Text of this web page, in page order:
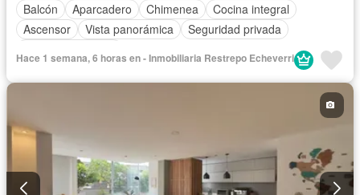
Balcón
Aparcadero Chimenea
Cocina integral
Ascensor
Vista panorámica
Seguridad privada
Hace 1 semana, 6 horas en - Inmobiliaria Restrepo Echeverri